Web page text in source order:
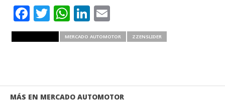
Facebook
Twitter
WhatsApp
LinkedIn
Email
MERCADO AUTOMOTOR ZZENSLIDER
MÁS EN MERCADO AUTOMOTOR